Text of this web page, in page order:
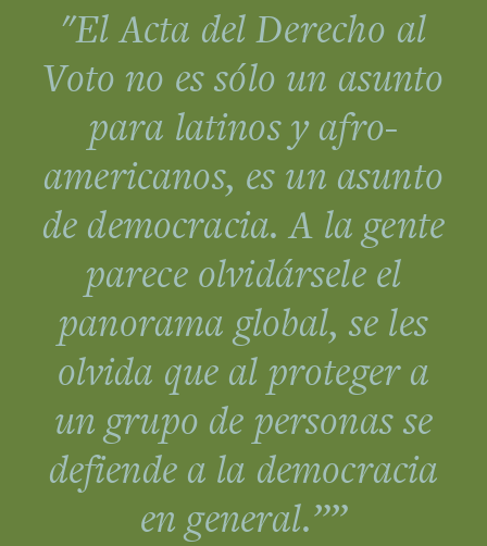
"El Acta del Derecho al
Voto no es sólo un asunto
para latinos y afro-
americanos, es un asunto
de democracia. A la gente
parece olvidársele el
panorama global, se les
olvida que al proteger a
un grupo de personas se
defiende a la democracia
en general.””